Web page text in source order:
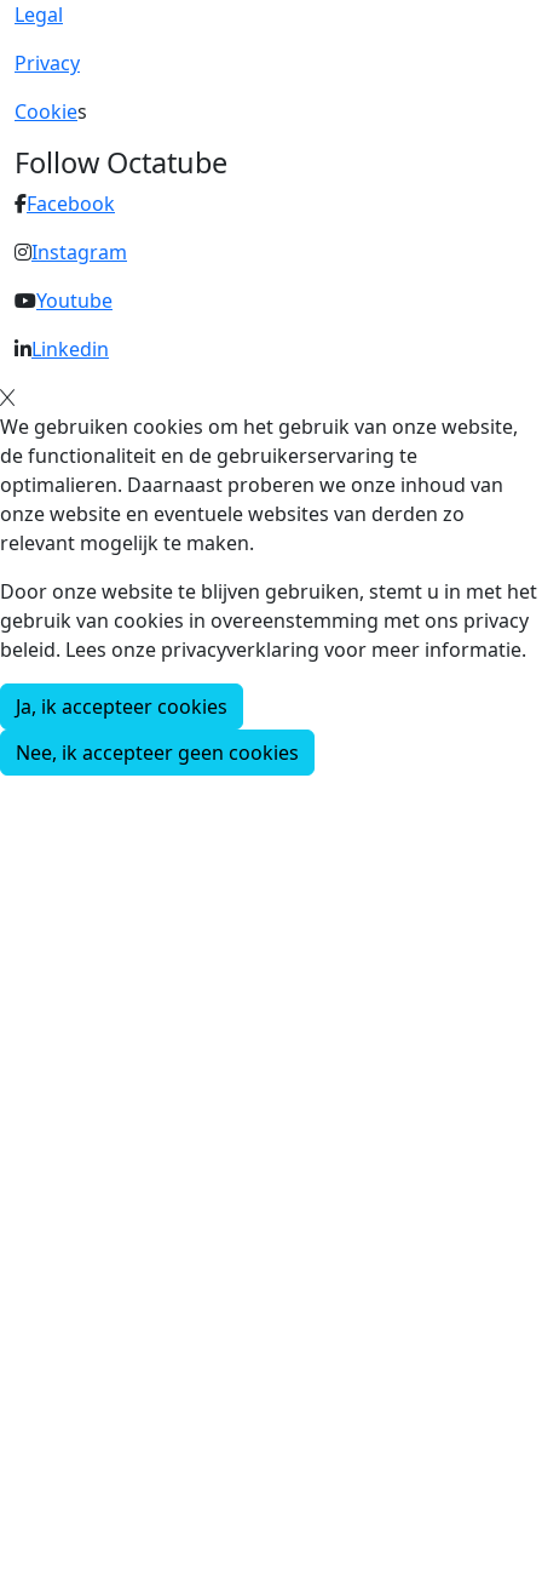
Legal
Privacy
Cookies
Follow Octatube
Facebook
Instagram
Youtube
Linkedin
We gebruiken cookies om het gebruik van onze website,
de functionaliteit en de gebruikerservaring te
optimalieren. Daarnaast proberen we onze inhoud van
onze website en eventuele websites van derden zo
relevant mogelijk te maken.
Door onze website te blijven gebruiken, stemt u in met het
gebruik van cookies in overeenstemming met ons privacy
beleid. Lees onze privacyverklaring voor meer informatie.
Ja, ik accepteer cookies
Nee, ik accepteer geen cookies